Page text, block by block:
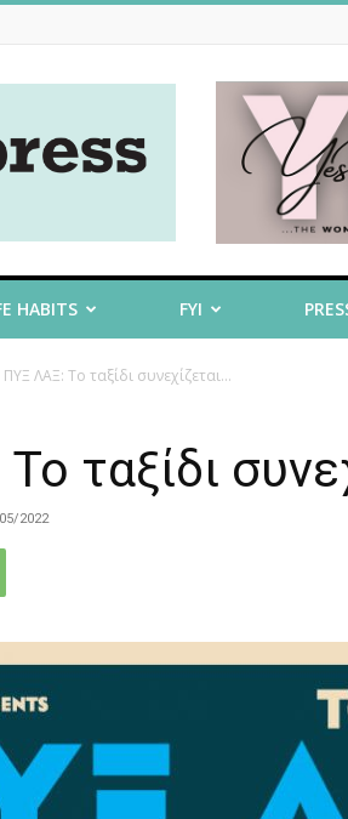
HABITS FYI
ΠΥΞ ΛΑΞ: Το ταξίδι συνεχίζεται…
ταξίδι
2022